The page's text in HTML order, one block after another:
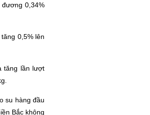
đương 0,34%
0,5% lên
tăng lần lượt
su hàng đầu
Bắc không